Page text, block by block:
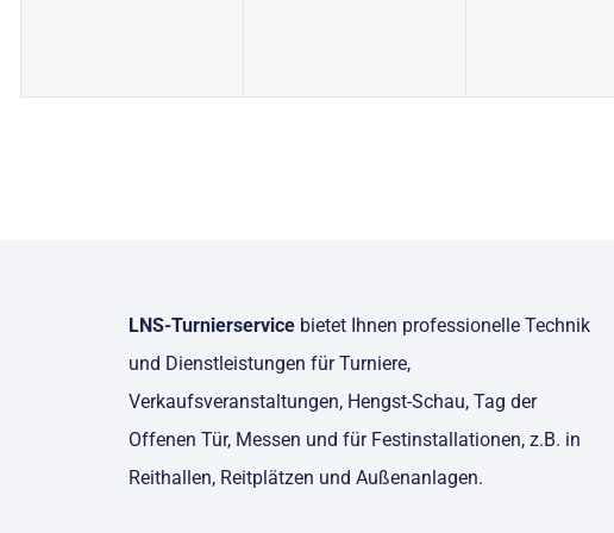
LNS-Turnierservicebietet Ihnen professionelle Technik
und Dienstleistungen für Turniere,
Verkaufsveranstaltungen, Hengst-Schau, Tag der
Offenen Tür, Messen und für Festinstallationen, z.B. in
Reithallen, Reitplätzen und Außenanlagen.